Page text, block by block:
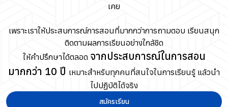
เคย
เพราะเราให้ประสบการณ์การสอนที่มากกว่าการถามตอบ เรียนสนุก
ติดตามผลการเรียนอย่างใกล้ชิด
ให้คำปรึกษาได้ตลอด จากประสบการณ์ในการสอน
มากกว่า 10 ปี เหมาะสำหรับทุกคนที่สนใจในการเรียนรู้ แล้วนำ
ไปปฏิบัติได้จริง
สมัครเรียน